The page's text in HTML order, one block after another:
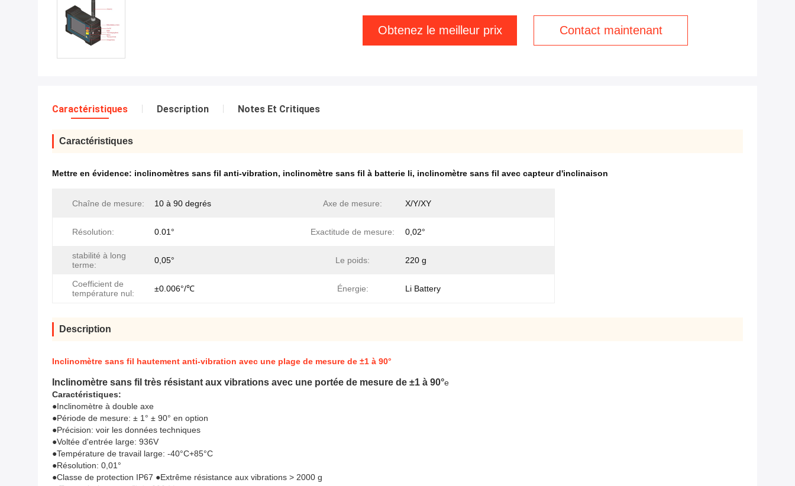
Obtenez le meilleur prix Contact maintenant
Caractéristiques Description Notes Et Critiques
Caractéristiques
Mettre en évidence: inclinomètres sans fil anti-vibration, inclinomètre sans fil à batterie li, inclinomètre sans fil avec capteur d'inclinaison
Chaîne de mesure: 10 à 90 degrés Axe de mesure: X/Y/XY
Résolution: 0.01° Exactitude de mesure: 0,02°
stabilité à long
terme:
0,05° Le poids: 220 g
Coefficient de
température nul:
±0.006°/℃ Énergie: Li Battery
Description
Inclinomètre sans fil hautement anti-vibration avec une plage de mesure de ±1 à 90°
Inclinomètre sans fil très résistant aux vibrations avec une portée de mesure de ±1 à 90°e
Caractéristiques:
●Inclinomètre à double axe
●Période de mesure: ± 1° ± 90° en option
●Précision: voir les données techniques
●Voltée d'entrée large: 936V
●Température de travail large: -40°C+85°C
●Résolution: 0,01°
●Classe de protection IP67 ●Extrême résistance aux vibrations > 2000 g